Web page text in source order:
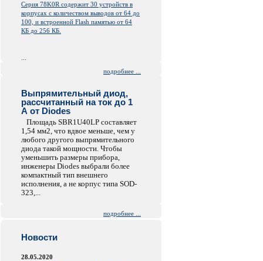
Серия 78K0R содержит 30 устройств в
корпусах с количеством выводов от 64 до
100, и встроенной Flash памятью от 64
КБ до 256 КБ.
подробнее ...
Выпрямительный диод,
рассчитанный на ток до 1
А от Diodes
Площадь SBR1U40LP составляет
1,54 мм2, что вдвое меньше, чем у
любого другого выпрямительного
диода такой мощности. Чтобы
уменьшить размеры прибора,
инженеры Diodes выбрали более
компактный тип внешнего
исполнения, а не корпус типа SOD-
323,...
подробнее ...
Новости
28.05.2020